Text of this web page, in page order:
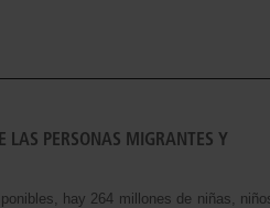
LAS PERSONAS MIGRANTES Y
hay 264 millones de niñas,